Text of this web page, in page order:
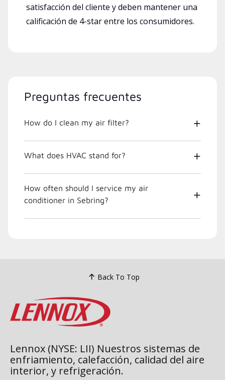
satisfacción del cliente y deben mantener una
calificación de 4-star entre los consumidores.
Preguntas frecuentes
How do I clean my air filter?
What does HVAC stand for?
How often should I service my air
conditioner in Sebring?
Back To Top
Lennox (NYSE: LII) Nuestros sistemas de
enfriamiento, calefacción, calidad del aire
interior, y refrigeración.